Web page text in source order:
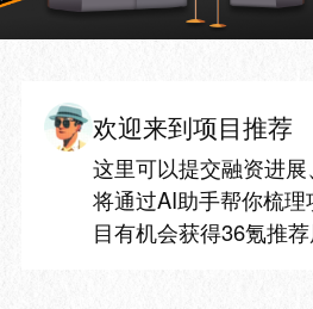
欢迎来到项目推荐
这里可以提交融资进
将通过AI助手帮你梳
目有机会获得36氪推荐